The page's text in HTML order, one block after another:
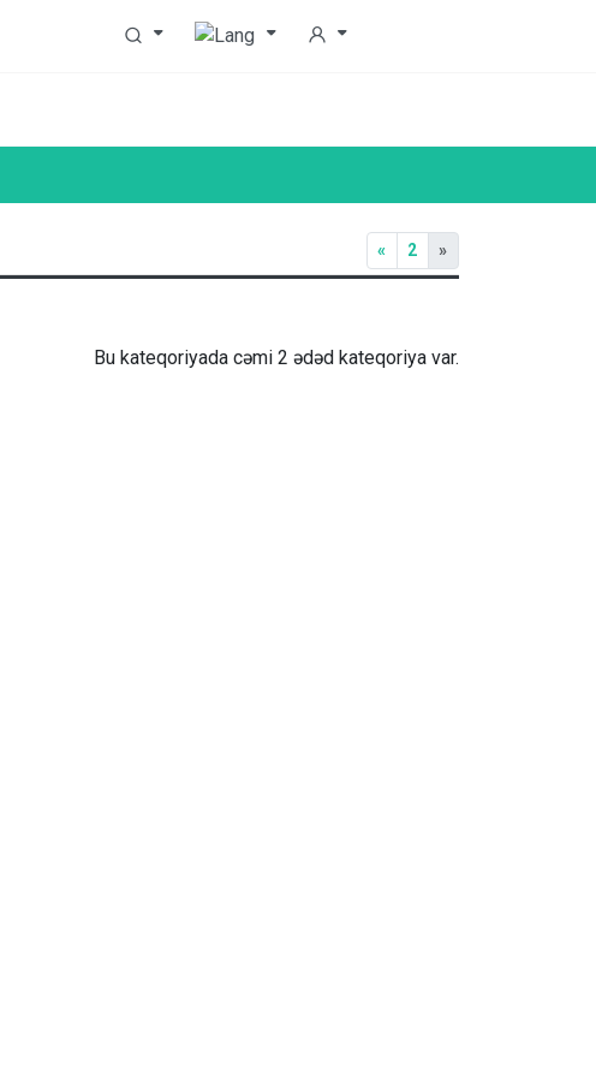
« 2 »
Bu kateqoriyada cəmi 2 ədəd kateqoriya var.